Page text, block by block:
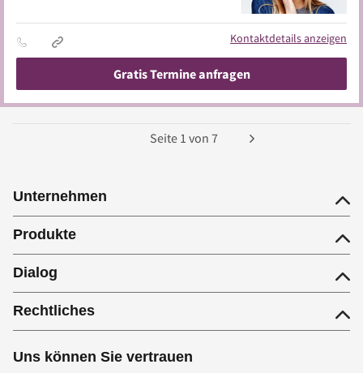
Kontaktdetails anzeigen
Gratis Termine anfragen
Seite 1 von 7
Unternehmen
Produkte
Dialog
Rechtliches
Uns können Sie vertrauen